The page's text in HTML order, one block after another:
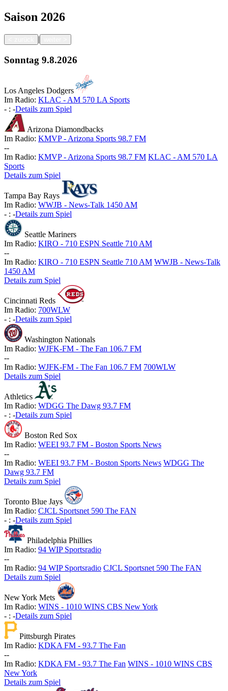
Saison 2026
|
Sonntag 9.8.2026
Los Angeles Dodgers
Im Radio: KLAC - AM 570 LA Sports
- : -Details zum Spiel
Arizona Diamondbacks
Im Radio: KMVP - Arizona Sports 98.7 FM
--
Im Radio: KMVP - Arizona Sports 98.7 FM KLAC - AM 570 LA
Sports
Details zum Spiel
Tampa Bay Rays
Im Radio: WWJB - News-Talk 1450 AM
- : -Details zum Spiel
Seattle Mariners
Im Radio: KIRO - 710 ESPN Seattle 710 AM
--
Im Radio: KIRO - 710 ESPN Seattle 710 AM WWJB - News-Talk
1450 AM
Details zum Spiel
Cincinnati Reds
Im Radio: 700WLW
- : -Details zum Spiel
Washington Nationals
Im Radio: WJFK-FM - The Fan 106.7 FM
--
Im Radio: WJFK-FM - The Fan 106.7 FM 700WLW
Details zum Spiel
Athletics
Im Radio: WDGG The Dawg 93.7 FM
- : -Details zum Spiel
Boston Red Sox
Im Radio: WEEI 93.7 FM - Boston Sports News
--
Im Radio: WEEI 93.7 FM - Boston Sports News WDGG The
Dawg 93.7 FM
Details zum Spiel
Toronto Blue Jays
Im Radio: CJCL Sportsnet 590 The FAN
- : -Details zum Spiel
Philadelphia Phillies
Im Radio: 94 WIP Sportsradio
--
Im Radio: 94 WIP Sportsradio CJCL Sportsnet 590 The FAN
Details zum Spiel
New York Mets
Im Radio: WINS - 1010 WINS CBS New York
- : -Details zum Spiel
Pittsburgh Pirates
Im Radio: KDKA FM - 93.7 The Fan
--
Im Radio: KDKA FM - 93.7 The Fan WINS - 1010 WINS CBS
New York
Details zum Spiel